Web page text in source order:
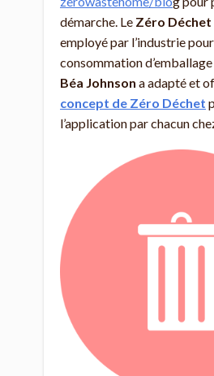
démarche. Le Zéro Déchet
employé par l’industrie
consommation
Béa Johnson a adapté et
concept de Zéro Déchet
l’application par chacun